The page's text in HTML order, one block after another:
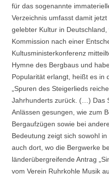
für das sogenannte
Verzeichnis umfasst damit
gelebter Kultur in
Kommission nach einer
Kultusministerkonferenz
Hymne des Bergbaus und
Popularität erlangt, heißt es in
„Spuren des Steigerlieds
Jahrhunderts zurück. (…) Das
Anlässen gesungen, wie zum
Bergaufzügen sowie bei
Bedeutung zeigt sich sowohl
auch dort, wo die Bergwerke
länderübergreifende Antrag
vom Verein Ruhrkohle Musik